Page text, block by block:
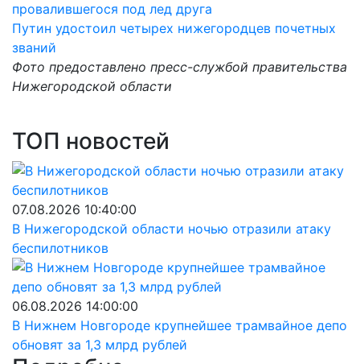
провалившегося под лед друга
Путин удостоил четырех нижегородцев почетных
званий
Фото предоставлено пресс-службой правительства
Нижегородской области
ТОП новостей
07.08.2026 10:40:00
В Нижегородской области ночью отразили атаку
беспилотников
06.08.2026 14:00:00
В Нижнем Новгороде крупнейшее трамвайное депо
обновят за 1,3 млрд рублей